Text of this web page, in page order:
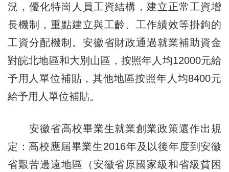
況，優化特崗人員工資結構，建立正常工資增
長機制，重點建立與工齡、工作績效等掛鉤的
工資分配機制。安徽省財政通過就業補助資金
對皖北地區和大別山區，按照年人均12000元給
予用人單位補貼，其他地區按照年人均8400元
給予用人單位補貼。
安徽省高校畢業生就業創業政策還作出規
定：高校應屆畢業生2016年及以後年度到安徽
省艱苦邊遠地區（安徽省原國家級和省級貧困